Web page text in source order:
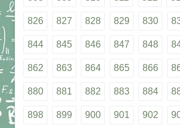
826 827 828 829 830
844 845 846 847 848
862 863 864 865 866
880 881 882 883 884
898 899 900 901 902